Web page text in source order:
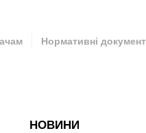
Нормативні
НОВИНИ